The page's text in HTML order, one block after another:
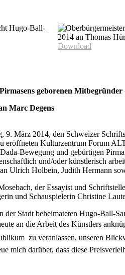
Download
geborenen Mitbegründer
Marc Degens
9. März 2014, den Schweizer
eröffneten Kulturzentrum Forum
Bewegung und gebürtigen
und/oder künstlerisch
Ulrich Holbein, Judith Hermann
der Essayist und
und Schauspielerin Christine
Stadt beheimateten Hugo-Ball-
an die Arbeit des Künstlers
 zu veranlassen, unseren
mich darüber, dass diese